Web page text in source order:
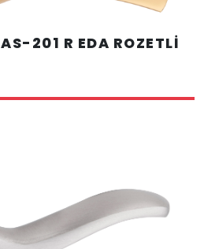
AS-201 R EDA ROZETLİ